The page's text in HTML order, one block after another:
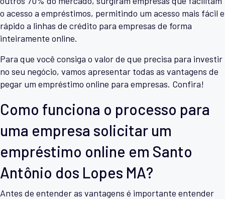
o acesso a empréstimos, permitindo um acesso mais fácil e
rápido a linhas de crédito para empresas de forma
inteiramente online.
Para que você consiga o valor de que precisa para investir
no seu negócio, vamos apresentar todas as vantagens de
pegar um empréstimo online para empresas. Confira!
Como funciona o processo para
uma empresa solicitar um
empréstimo online em Santo
Antônio dos Lopes MA?
Antes de entender as vantagens é importante entender